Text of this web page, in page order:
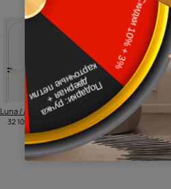
Luna / Луна
32 100 ₽
Tivoli /
Тиволи А-1
17 892 ₽
Tivoli /
Тиволи З-1